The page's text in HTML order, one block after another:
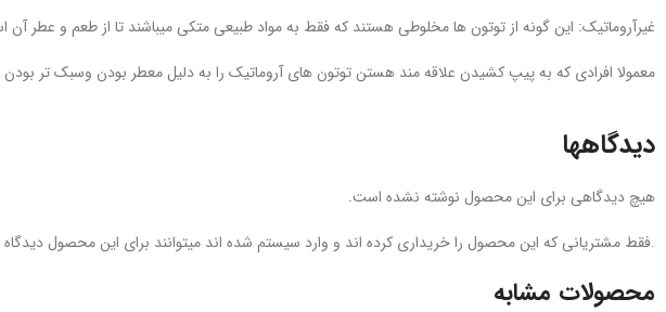
غیرآروماتیک: این گونه از توتون ها مخلوطی هستند که فقط به مواد طبیعی متکی میباشند تا از طعم و عطر آن
معمولا افرادی که به پیپ کشیدن علاقه مند هستن توتون های آروماتیک را به دلیل معطر بودن وسبک تر
دیدگاهها
هیچ دیدگاهی برای این محصول نوشته نشده است.
.فقط مشتریانی که این محصول را خریداری کرده اند و وارد سیستم شده اند میتوانند برای این محصول دیدگاه
محصولات مشابه